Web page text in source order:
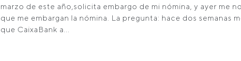
marzo de este año,solicita embargo de mi nómina, y ayer me
que me embargan la nómina. La pregunta: hace dos semanas
que CaixaBank a...